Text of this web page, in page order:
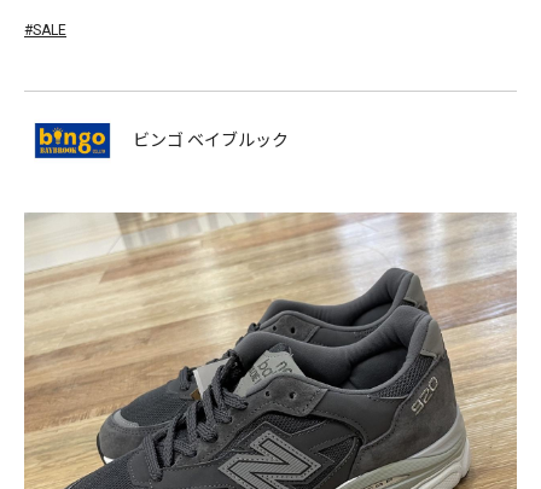
#SALE
ビンゴ ベイブルック